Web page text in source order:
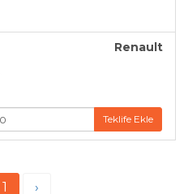
Renault
Teklife Ekle
1 ›